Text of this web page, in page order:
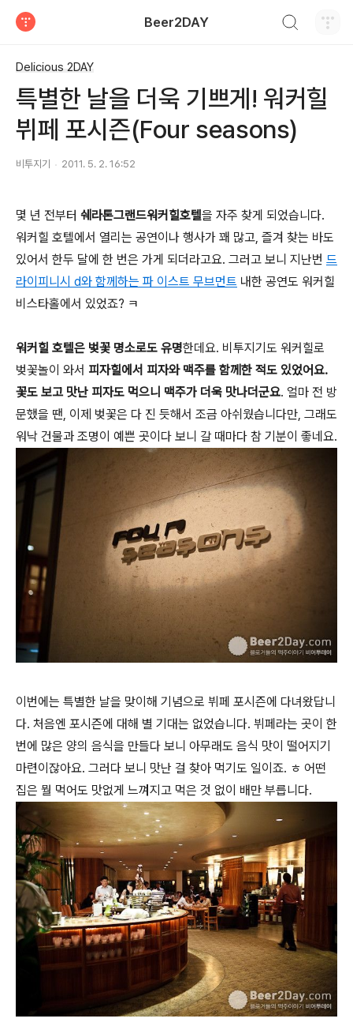
Beer2DAY
Delicious 2DAY
특별한 날을 더욱 기쁘게! 워커힐
뷔페 포시즌(Four seasons)
비투지기 2011. 5. 2. 16:52
몇 년 전부터 쉐라톤그랜드워커힐호텔을 자주 찾게 되었습니다.
워커힐 호텔에서 열리는 공연이나 행사가 꽤 많고, 즐겨 찾는 바도
있어서 한두 달에 한 번은 가게 되더라고요. 그러고 보니 지난번 드
라이피니시 d와 함께하는 파 이스트 무브먼트 내한 공연도 워커힐
비스타홀에서 있었죠? ㅋ
워커힐 호텔은 벚꽃 명소로도 유명한데요. 비투지기도 워커힐로
벚꽃놀이 와서 피자힐에서 피자와 맥주를 함께한 적도 있었어요.
꽃도 보고 맛난 피자도 먹으니 맥주가 더욱 맛나더군요. 얼마 전 방
문했을 땐, 이제 벚꽃은 다 진 듯해서 조금 아쉬웠습니다만, 그래도
워낙 건물과 조명이 예쁜 곳이다 보니 갈 때마다 참 기분이 좋네요.
이번에는 특별한 날을 맞이해 기념으로 뷔페 포시즌에 다녀왔답니
다. 처음엔 포시즌에 대해 별 기대는 없었습니다. 뷔페라는 곳이 한
번에 많은 양의 음식을 만들다 보니 아무래도 음식 맛이 떨어지기
마련이잖아요. 그러다 보니 맛난 걸 찾아 먹기도 일이죠. ㅎ 어떤
집은 뭘 먹어도 맛없게 느껴지고 먹은 것 없이 배만 부릅니다.